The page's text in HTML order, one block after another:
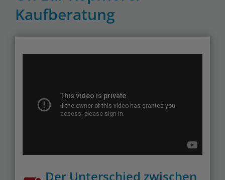
Kaufberatung
Der Unterschied zwischen